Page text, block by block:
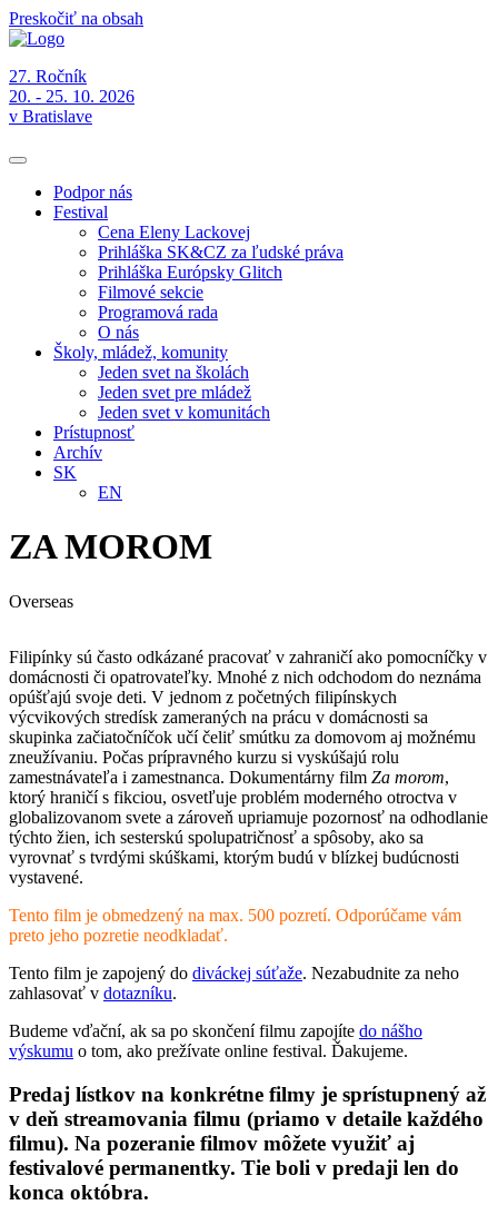
Preskočiť na obsah
27. Ročník
20. - 25. 10. 2026
v Bratislave
Podpor nás
Festival
Cena Eleny Lackovej
Prihláška SK&CZ za ľudské práva
Prihláška Európsky Glitch
Filmové sekcie
Programová rada
O nás
Školy, mládež, komunity
Jeden svet na školách
Jeden svet pre mládež
Jeden svet v komunitách
Prístupnosť
Archív
SK
EN
ZA MOROM
Overseas
Filipínky sú často odkázané pracovať v zahraničí ako pomocníčky v
domácnosti či opatrovateľky. Mnohé z nich odchodom do neznáma
opúšťajú svoje deti. V jednom z početných filipínskych
výcvikových stredísk zameraných na prácu v domácnosti sa
skupinka začiatočníčok učí čeliť smútku za domovom aj možnému
zneužívaniu. Počas prípravného kurzu si vyskúšajú rolu
zamestnávateľa i zamestnanca. Dokumentárny film Za morom,
ktorý hraničí s fikciou, osvetľuje problém moderného otroctva v
globalizovanom svete a zároveň upriamuje pozornosť na odhodlanie
týchto žien, ich sesterskú spolupatričnosť a spôsoby, ako sa
vyrovnať s tvrdými skúškami, ktorým budú v blízkej budúcnosti
vystavené.
Tento film je obmedzený na max. 500 pozretí. Odporúčame vám
preto jeho pozretie neodkladať.
Tento film je zapojený do diváckej súťaže. Nezabudnite za neho
zahlasovať v dotazníku.
Budeme vďační, ak sa po skončení filmu zapojíte do nášho
výskumu o tom, ako prežívate online festival. Ďakujeme.
Predaj lístkov na konkrétne filmy je sprístupnený až
v deň streamovania filmu (priamo v detaile každého
filmu). Na pozeranie filmov môžete využiť aj
festivalové permanentky. Tie boli v predaji len do
konca októbra.